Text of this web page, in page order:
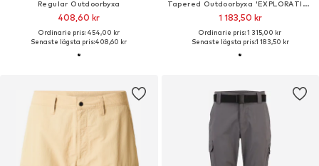
Regular Outdoorbyxa
408,60 kr
Ordinarie pris: 454,00 kr
Senaste lägsta pris:408,60 kr
Tapered Outdoorbyxa 'EXPLORATION'
1 183,50 kr
Ordinarie pris: 1 315,00 kr
Senaste lägsta pris:1 183,50 kr